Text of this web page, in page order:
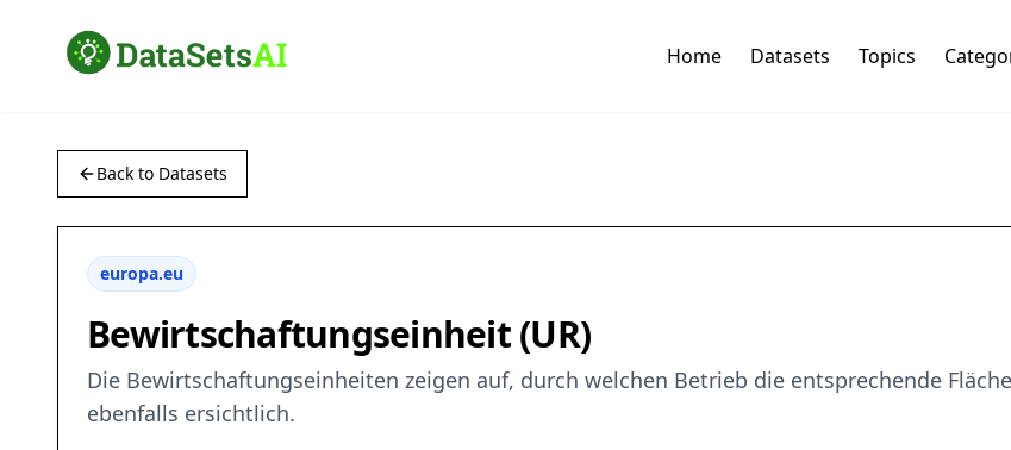
Home Datasets Topics
Back to Datasets
europa.eu
Bewirtschaftungseinheit (UR)
Die Bewirtschaftungseinheiten zeigen auf, durch welchen Betrieb die entsprechende
ebenfalls ersichtlich.